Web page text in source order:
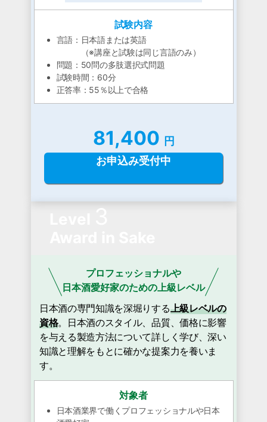
試験内容
言語：日本語または英語
（※講座と試験は同じ言語のみ）
問題：50問の多肢選択式問題
試験時間：60分
正答率：55％以上で合格
81,400 円
お申込み受付中
3
プロフェッショナルや
日本酒愛好家のための上級レベル
日本酒の専門知識を深堀りする上級レベルの
資格。日本酒のスタイル、品質、価格に影響
を与える製造方法について詳しく学び、深い
知識と理解をもとに確かな提案力を養いま
す。
対象者
日本酒業界で働くプロフェッショナルや日本